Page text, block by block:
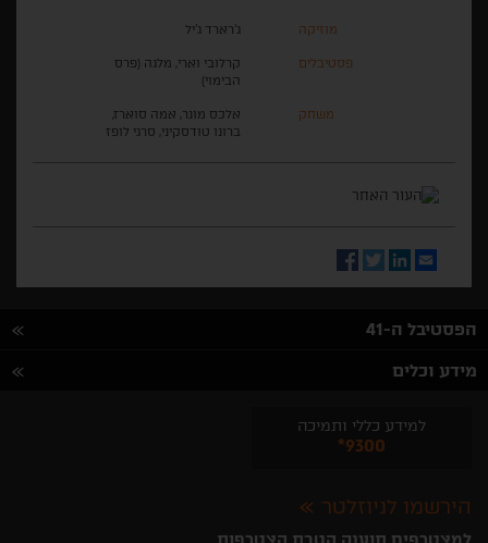
מוזיקה ג'רארד ג'יל
פסטיבלים
קרלובי וארי, מלגה (פרס
הבימוי)
משחק
אלכס מונר, אמה סוארז,
ברונו טודסקיני, סרגי לופז
Email
LinkedIn
Twitter
Facebook
הפסטיבל ה-41
מידע וכלים
למידע כללי ותמיכה
*9300
הירשמו לניוזלטר